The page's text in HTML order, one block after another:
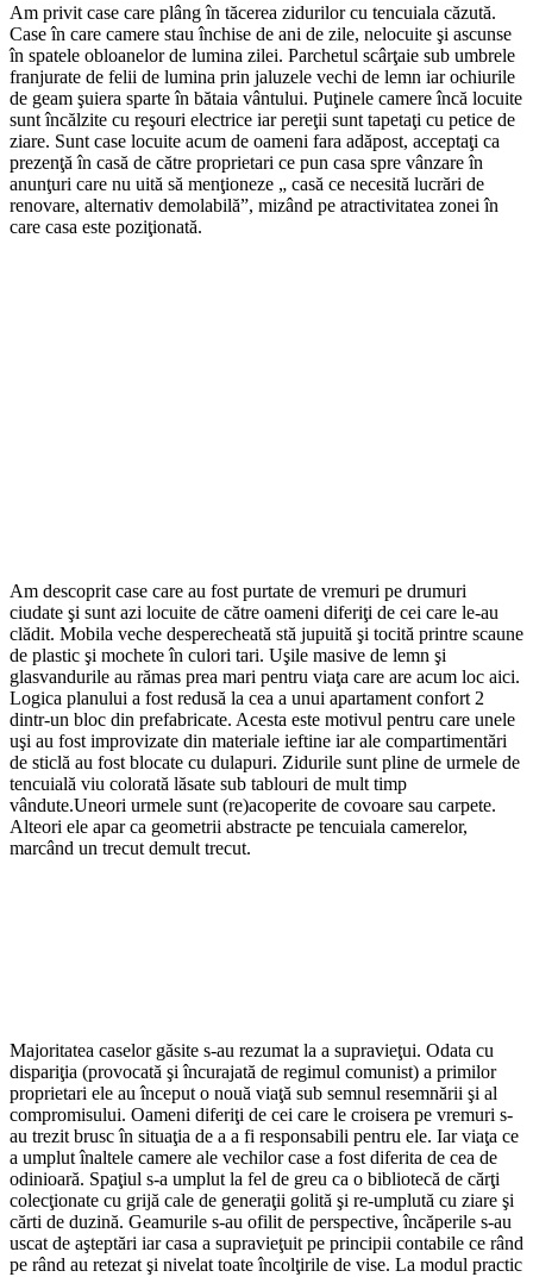
Am privit case care plâng în tăcerea zidurilor cu tencuiala căzută.
Case în care camere stau închise de ani de zile, nelocuite şi ascunse
în spatele obloanelor de lumina zilei. Parchetul scârţaie sub umbrele
franjurate de felii de lumina prin jaluzele vechi de lemn iar ochiurile
de geam şuiera sparte în bătaia vântului. Puţinele camere încă locuite
sunt încălzite cu reşouri electrice iar pereţii sunt tapetaţi cu petice de
ziare. Sunt case locuite acum de oameni fara adăpost, acceptaţi ca
prezenţă în casă de către proprietari ce pun casa spre vânzare în
anunţuri care nu uită să menţioneze „ casă ce necesită lucrări de
renovare, alternativ demolabilă”, mizând pe atractivitatea zonei în
care casa este poziţionată.
Am descoprit case care au fost purtate de vremuri pe drumuri
ciudate şi sunt azi locuite de către oameni diferiţi de cei care le-au
clădit. Mobila veche desperecheată stă jupuită şi tocită printre scaune
de plastic şi mochete în culori tari. Uşile masive de lemn şi
glasvandurile au rămas prea mari pentru viaţa care are acum loc aici.
Logica planului a fost redusă la cea a unui apartament confort 2
dintr-un bloc din prefabricate. Acesta este motivul pentru care unele
uşi au fost improvizate din materiale ieftine iar ale compartimentări
de sticlă au fost blocate cu dulapuri. Zidurile sunt pline de urmele de
tencuială viu colorată lăsate sub tablouri de mult timp
vândute.Uneori urmele sunt (re)acoperite de covoare sau carpete.
Alteori ele apar ca geometrii abstracte pe tencuiala camerelor,
marcând un trecut demult trecut.
Majoritatea caselor găsite s-au rezumat la a supravieţui. Odata cu
dispariţia (provocată şi încurajată de regimul comunist) a primilor
proprietari ele au început o nouă viaţă sub semnul resemnării şi al
compromisului. Oameni diferiţi de cei care le croisera pe vremuri s-
au trezit brusc în situaţia de a a fi responsabili pentru ele. Iar viaţa ce
a umplut înaltele camere ale vechilor case a fost diferita de cea de
odinioară. Spaţiul s-a umplut la fel de greu ca o bibliotecă de cărţi
colecţionate cu grijă cale de generaţii golită şi re-umplută cu ziare şi
cărti de duzină. Geamurile s-au ofilit de perspective, încăperile s-au
uscat de aşteptări iar casa a supravieţuit pe principii contabile ce rând
pe rând au retezat şi nivelat toate încolţirile de vise. La modul practic